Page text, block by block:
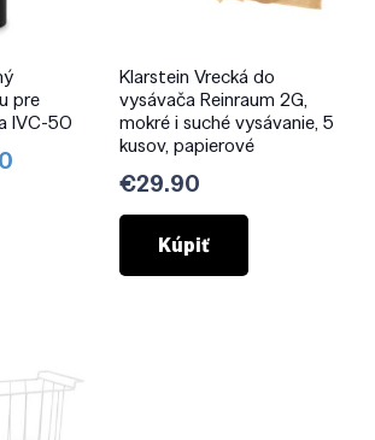
pre
IVC-50
Klarstein Vrecká do
vysávača Reinraum 2G,
mokré i suché vysávanie, 5
kusov, papierové
€29.90
Kúpiť